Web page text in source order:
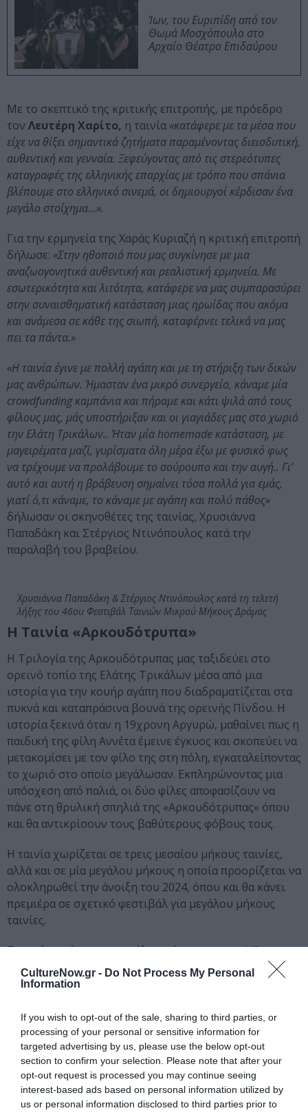
CultureNow.gr - Do Not Process My Personal
Information
If you wish to opt-out of the sale, sharing to third parties, or
processing of your personal or sensitive information for
targeted advertising by us, please use the below opt-out
section to confirm your selection. Please note that after your
opt-out request is processed you may continue seeing
interest-based ads based on personal information utilized by
us or personal information disclosed to third parties prior to
Ίων, του Ευριπίδη από τον
Θωμά Μοσχόπουλο στο
Αρχαίο Θέατρο Επιδαύρου
Με το σκεπτικό της κριτικής επιτροπής, με πρόεδρο
τον Λευτέρη Χαρίτο, η ταινία «κατάφερε με τα μέσα που
είχε να θίξει σημαντικά ζητήματα παραμένοντας διεισδυτική,
αυθεντική και γενναία. Ξεφεύγοντας από τις στερεότυπες
καταγραφές της ελληνικής επαρχίας με τρόπο που σπάνια
βλέπουμε στο ελληνικό σινεμά, οι δημιουργοί κέρδισαν ένα
μεγάλο στοίχημα…».
Για την ερμηνεία της Χαράς Κυριαζή η κριτική επιτροπή
δήλωσε: «Στην ηθοποιό που μας συγκίνησε με μια
αναζωογονητικά αυθεντική και ρεαλιστική ερμηνεία. Με
εσωτερικότητα και λιτότητα, κατάφερε να μας συμπαρασύρει
στην συναισθηματική κατάσταση μιας ηρωίδας που ακόμα
και ανάμεσα σε κάθε της σιωπή, καταφέρνει τελικά να μας
πει τα πάντα.»
«Η ταινία έγινε με πολλή αγάπη και με τη στήριξη των δικών
μας ανθρώπων. Ήμασταν ένα μικρό συνεργείο, κάναμε μία
crowdfunding καμπάνια και πήραμε και κάτι ψιλά από τους
φίλους μας, μάς υποστήριξαν και οι γιαγιάδες μας στο χωριό
την Ελάτη Τρικάλων.. Ήταν μία homemade κατάσταση, με
μαγειρέματα μαζί, γυρίσματα όλη μέρα έξω με φυσικό φως
να τρέχουμε να προλάβουμε το σούρουπο και την αυγή.. Γι’
αυτό και αυτή η βράβευση σημαίνει τόσα πολλά για εμάς,
γιατί ό,τι κάναμε, το κάναμε με αγάπη και πολύ πάθος»
δήλωσαν οι σκηνοθέτες της ταινίας, Χρυσιάννα
Παπαδάκη και Στέργιος Ντινόπουλος κατά την
παραλαβή του βραβείου.
Χρυσιάννα Παπαδάκη & Στέργιος Ντινόπουλος κατά τη τελετή
λήξης του 46ου Φεστιβάλ Ταινιών Μικρού Μήκους Δράμας
Η Ταινία «Αρκουδότρυπα»
Η Τριλογία της Αρκουδότρυπας μας ταξιδεύει στο
ορεινό τοπίο της Ελάτης Τρικάλων μέσα από μια
ιστορία για την κουήρ αγάπη που διαδραματίζεται στα
πυκνά και καταπράσινα βουνά της ορεινής Πίνδου. Η
ιστορία ξεκινά όταν η 19χρονη Αργυρώ, μαθαίνει πως η
παιδική της φίλη Αννέτα έμεινε έγκυος και σκοπεύει να
μετακομίσει με τον φίλο της στη πόλη, εγκαταλείποντας
το χωριό στο οποίο μεγάλωσαν. Εκπληρώνοντας μια
υπόσχεση από παλιά, οι δύο φίλες αποφασίζουν να
πάνε στη θρυλική σπηλιά της «Αρκουδότρυπας» όπου
και θα αντικρίσουν τους βαθύτερους φόβους τους.
Η ταινία χωρίζεται σε τρεις μεσαίου μήκους ταινίες,
αλλά και σε μία μεγάλου μήκους η οποία προορίζεται να
ολοκληρωθεί την άνοιξη του 2024, όπου και θα κάνει
πρεμιέρα σε σχετικό φεστιβάλ για μεγάλου μήκους
ταινίες.
Το πρώτο μέρος της μεγάλου μήκους, και το 1/3 της
Τριλογίας, η «Αρκουδότρυπα» πρόκειται για μια
τρυφερή ταινία για την ενηλικίωση, την φιλία και τον
ιδίως μεταξύ γυναικών, που σπάνια βλέπουμε να
απεικονίζονται στο λευκό πανί. Η ταινία
διαπραγματεύεται τόσο την σύγκρουση όσο και την
αρμονία μεταξύ του παραδοσιακού και του μοντέρνου,
συνδυάζοντας τη παράδοση του τόπου με τα
προσωπικά βιώματα των δημιουργών.